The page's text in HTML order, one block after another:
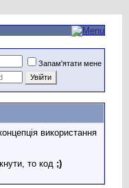
Запам'ятати мене
використання
то код ;)